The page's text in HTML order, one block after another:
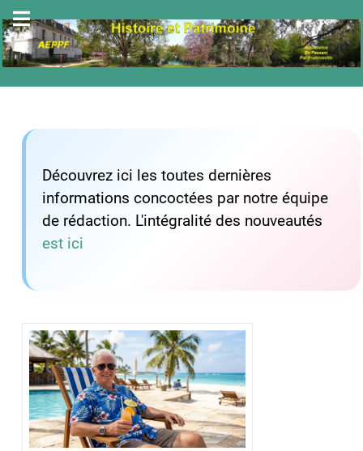
Découvrez ici les toutes dernières
informations concoctées par notre équipe
de rédaction. L'intégralité des nouveautés
est ici